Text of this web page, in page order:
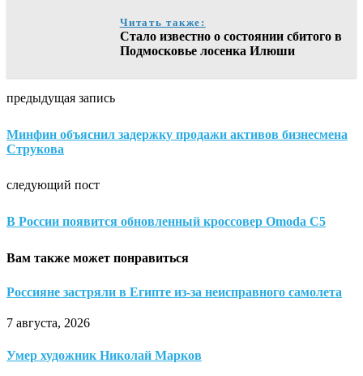
Читать также:
Стало известно о состоянии сбитого в
Подмосковье лосенка Илюши
предыдущая запись
Минфин объяснил задержку продажи активов бизнесмена
Струкова
следующий пост
В России появится обновленный кроссовер Omoda C5
Вам также может понравиться
Россияне застряли в Египте из-за неисправного самолета
7 августа, 2026
Умер художник Николай Марков